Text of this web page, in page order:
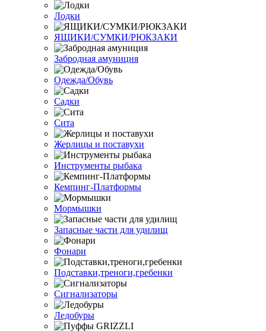
Лодки
ЯЩИКИ/СУМКИ/РЮКЗАКИ
Забродная амуниция
Одежда/Обувь
Садки
Сита
Жерлицы и поставухи
Инструменты рыбака
Кемпинг-Платформы
Мормышки
Запасные части для удилищ
Фонари
Подставки,треноги,гребенки
Сигнализаторы
Ледобуры